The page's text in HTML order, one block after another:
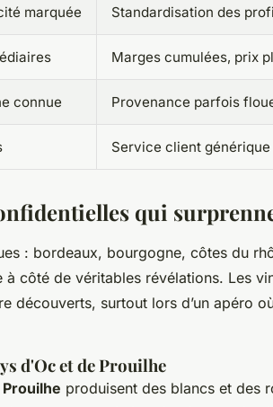
marquée Standardisation des
Marges cumulées, prix
connue Provenance parfois
Service client générique
qui
: bordeaux, bourgogne, côtes du
côté de véritables révélations. Les
découverts, surtout lors d’un apéro
d'Oc et de Prouilhe
Prouilhe produisent des blancs et des